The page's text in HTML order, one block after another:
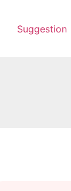
Suggestion